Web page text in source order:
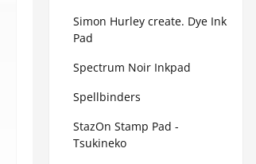
Simon Hurley create. Dye Ink
Pad
Spectrum Noir Inkpad
Spellbinders
StazOn Stamp Pad -
Tsukineko